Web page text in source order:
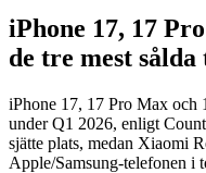
iPhone 17, 17
de tre mest
iPhone 17, 17 Pro Max och
under Q1 2026, enligt
sjätte plats, medan Xiaomi
Apple/Samsung-telefonen i